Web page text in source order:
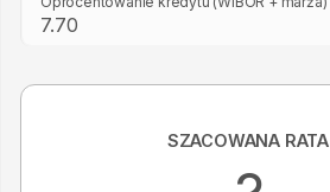
SZACOWANA RATA